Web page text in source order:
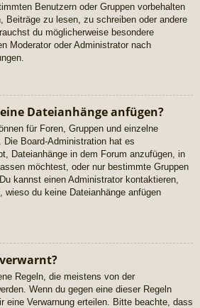
Benutzern oder Gruppen vorbehalten
Beiträge zu lesen, zu schreiben oder andere
du möglicherweise besondere
Moderator oder Administrator nach
Dateianhänge anfügen?
für Foren, Gruppen und einzelne
Die Board-Administration hat es
Dateianhänge in dem Forum anzufügen, in
möchtest, oder nur bestimmte Gruppen
kannst einen Administrator kontaktieren,
du keine Dateianhänge anfügen
Regeln, die meistens von der
Wenn du gegen eine dieser Regeln
eine Verwarnung erteilen. Bitte beachte, dass